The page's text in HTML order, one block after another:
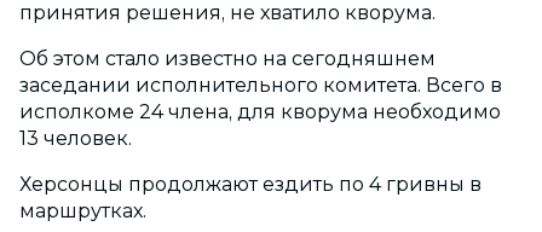
принятия решения, не хватило кворума.
Об этом стало известно на сегодняшнем
заседании исполнительного комитета. Всего в
исполкоме 24 члена, для кворума необходимо
13 человек.
Херсонцы продолжают ездить по 4 гривны в
маршрутках.